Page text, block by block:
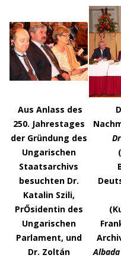
Aus Anlass des
250. Jahrestages
der Gründung des
Ungarischen
Staatsarchivs
besuchten Dr.
Katalin Szili,
PrŐsidentin des
Ungarischen
Parlament, und
Dr. Zoltán
Albada